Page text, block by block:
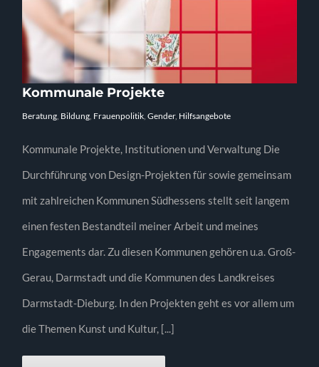
Kommunale Projekte
Beratung Bildung Frauenpolitik ,Gender, Hilfsangebote
Kommunale Projekte, Institutionen und Verwaltung Die
Durchführung von Design-Projekten für sowie gemeinsam
mit zahlreichen Kommunen Südhessens stellt seit langem
einen festen Bestandteil meiner Arbeit und meines
Engagements dar. Zu diesen Kommunen gehören u.a. Groß-
Gerau, Darmstadt und die Kommunen des Landkreises
Darmstadt-Dieburg. In den Projekten geht es vor allem um
die Themen Kunst und Kultur, [...]